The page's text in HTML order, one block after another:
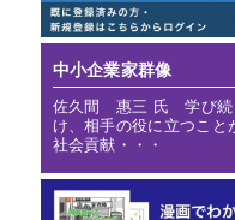
中小企業家群像
佐久間 惠三 氏 学び続
け、相手の役に立つこと
社会貢献・・・